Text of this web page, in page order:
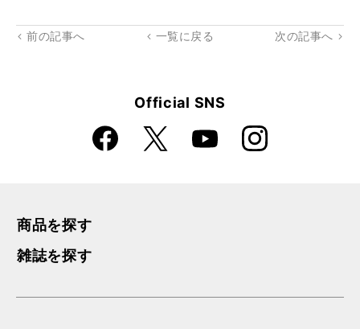
rk
前の記事へ 一覧に戻る 次の記事へ
Official SNS
Faceboo
k
X YouTube Instagra
m
商品を探す
雑誌を探す